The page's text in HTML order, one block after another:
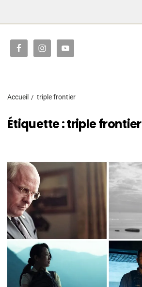
Accueil triple frontier
Étiquette :triple frontier